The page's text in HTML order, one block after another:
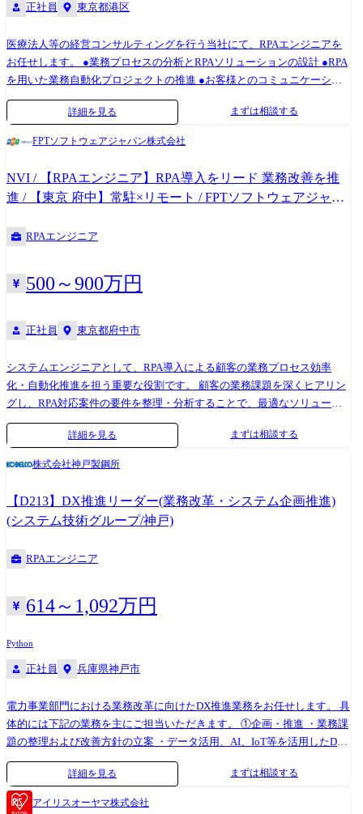
正社員 東京都港区
医療法人等の経営コンサルティングを行う当社にて、RPAエンジニアを
お任せします。 ●業務プロセスの分析とRPAソリューションの設計 ●RPA
を用いた業務自動化プロジェクトの推進 ●お客様とのコミュニケーショ
ンを通じて要件定義から開発・運用まで一貫して担当 ●RPAの導入効果
の測定と改善提案 等 【業務の変更の範囲】当社の定める業務
詳細を見る まずは相談する
FPTソフトウェアジャパン株式会社
NVI / 【RPAエンジニア】RPA導入をリード 業務改善を推
進 / 【東京 府中】常駐×リモート / FPTソフトウェアジャパ
RPAエンジニア
500～900万円
正社員 東京都府中市
システムエンジニアとして、RPA導入による顧客の業務プロセス効率
化・自動化推進を担う重要な役割です。 顧客の業務課題を深くヒアリン
グし、RPA対応案件の要件を整理・分析することで、最適なソリューシ
ョンを提案し、実現に導いていただきます。 要件定義からドキュメンテ
ーション作成まで一貫して担当し、顧客や社内外の関係者との円滑なコ
ェッショナルとして、顧客の事業成長に貢献し、当社のRPAソリューシ
ョンを牽引する存在としてご活躍いただくことを期待しています。 - 顧
客の業務課題を深く理解し、RPA化対象業務の要件をヒアリング - ヒアリ
向けた要件定義書作 - 開発チーム(オフショア含む)への技術指示と進捗・
関係者と密に連携し、プロジェクト課題を解決 ※顧客先常駐がメインに
なることを想定しております。
詳細を見る まずは相談する
株式会社神戸製鋼所
【D213】DX推進リーダー(業務改革・システム企画推進)
(システム技術グループ/神戸)
RPAエンジニア
614～1,092万円
Python
正社員 兵庫県神戸市
電力事業部門における業務改革に向けたDX推進業務をお任せします。 具
体的には下記の業務を主にご担当いただきます。 ①企画・推進 ・業務課
題の整理および改善方針の立案 ・データ活用、AI、IoT等を活用したDX
企画・推進 ②プロジェクトマネジメント ・システム導入/改修プロジェ
クトの進行管理 ・ベンダコントロール、課題・リスク管理 ③業務の特徴
・業務部門と連携し、企画から実行まで一貫して担当 業務の都合等によ
詳細を見る まずは相談する
アイリスオーヤマ株式会社